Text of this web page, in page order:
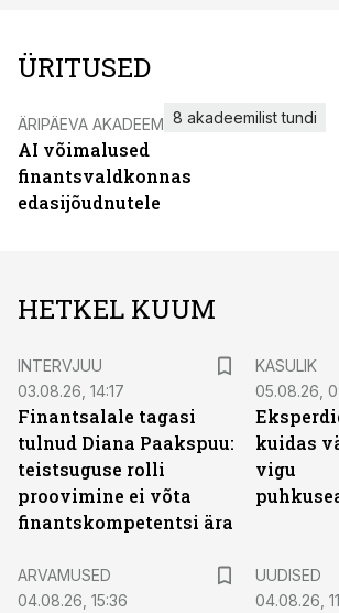
ÜRITUSED
ÄRIPÄEVA AKADEEMIA
AI võimalused
finantsvaldkonnas
edasijõudnutele
8 akadeemilist tundi
HETKEL KUUM
INTERVJUU
03.08.26, 14:17
Finantsalale tagasi
tulnud Diana Paakspuu:
teistsuguse rolli
proovimine ei võta
finantskompetentsi ära
KASULIK
05.08.26,
kuidas
vigu
ARVAMUSED
04.08.26, 15:36
UUDISED
04.08.26,